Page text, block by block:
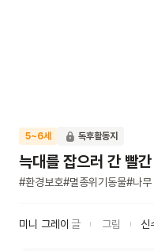
5~6세 독후활동지
늑대를 잡으러 간 빨
#환경보호#멸종위기동물#나무
미니 그레이 글 그림 신